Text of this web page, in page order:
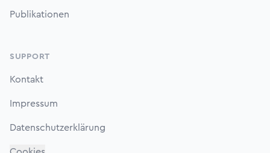
Publikationen
SUPPORT
Kontakt
Impressum
Datenschutzerklärung